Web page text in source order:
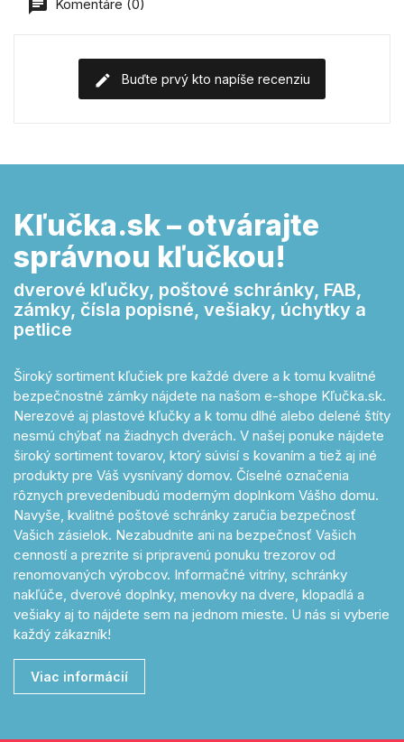
Komentáre (0)
Buďte prvý kto napíše recenziu
Kľučka.sk – otvárajte
správnou kľučkou!
dverové kľučky, poštové schránky, FAB,
zámky, čísla popisné, vešiaky, úchytky a
petlice
Široký sortiment kľučiek pre každé dvere a k tomu kvalitné
bezpečnostné zámky nájdete na našom e-shope Kľučka.sk.
Nerezové aj plastové kľučky a k tomu dlhé alebo delené štíty
nesmú chýbať na žiadnych dverách. V našej ponuke nájdete
široký sortiment tovarov, ktorý súvisí s kovaním a tiež aj iné
produkty pre Váš vysnívaný domov. Číselné označenia
rôznych prevedeníbudú moderným doplnkom Vášho domu.
Navyše, kvalitné poštové schránky zaručia bezpečnosť
Vašich zásielok. Nezabudnite ani na bezpečnosť Vašich
cenností a prezrite si pripravenú ponuku trezorov od
renomovaných výrobcov. Informačné vitríny, schránky
nakľúče, dverové doplnky, menovky na dvere, klopadlá a
vešiaky aj to nájdete sem na jednom mieste. U nás si vyberie
každý zákazník!
Viac informácií